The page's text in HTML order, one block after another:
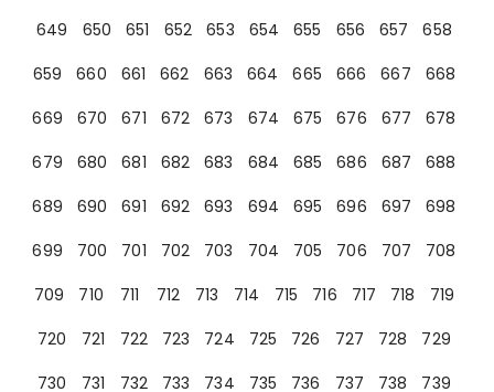
649
650 651 652 653 654 655 656 657
658
659
660 661 662 663 664 665 666 667
668
669
670 671 672 673 674 675 676 677
678
679
680 681 682 683 684 685 686 687
688
689
690 691 692 693 694 695 696 697
698
699
700 701 702 703 704 705 706 707
708
709
710 711 712 713 714 715 716 717 718
719
720
721 722 723 724 725 726 727 728
729
730
731 732 733 734 735 736 737 738
739